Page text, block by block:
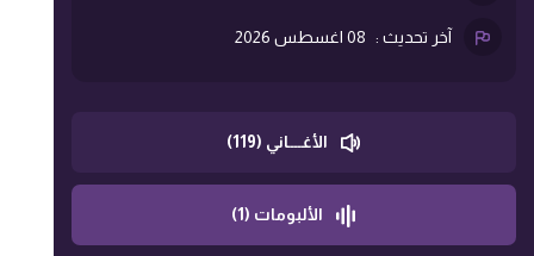
آخر تحديث : 08 اغسطس 2026
الأغــــاني (119)
الألبومات (1)